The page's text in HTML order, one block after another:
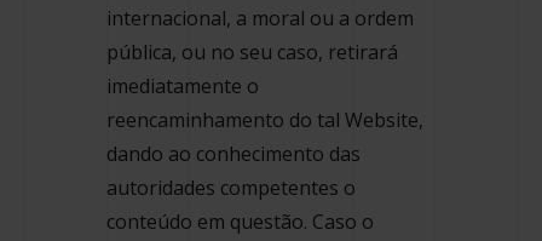
internacional, a moral ou a ordem
pública, ou no seu caso, retirará
imediatamente o
reencaminhamento do tal Website,
dando ao conhecimento das
autoridades competentes o
conteúdo em questão. Caso o